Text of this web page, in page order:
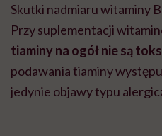
Skutki nadmiaru witaminy
Przy suplementacji
tiaminy na ogół nie są
podawania tiaminy
jedynie objawy typu